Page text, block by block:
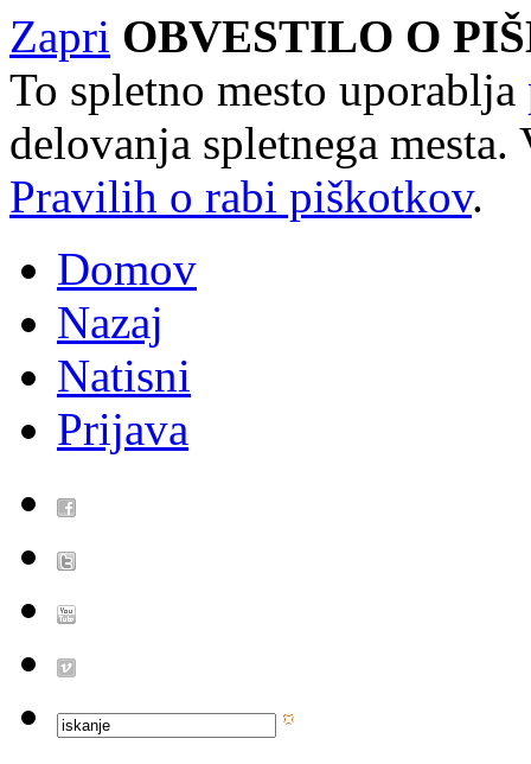
Zapri OBVESTILO O
To spletno mesto uporablja
delovanja spletnega
Pravilih o rabi piškotkov.
Domov
Nazaj
Natisni
Prijava